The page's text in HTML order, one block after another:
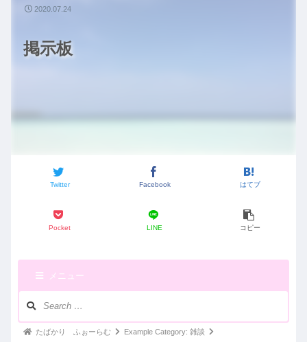
掲示板
Twitter Facebook はてブ
Pocket LINE コピー
2020.07.24
メニュー
ゲパ たばかり ふぉーらむ Example Category: 雑談